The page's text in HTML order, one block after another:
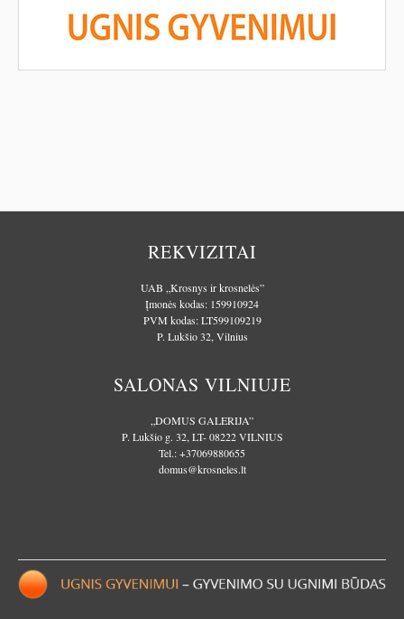
REKVIZITAI
UAB „Krosnys ir krosnelės”
Įmonės kodas: 159910924
PVM kodas: LT599109219
P. Lukšio 32, Vilnius
SALONAS VILNIUJE
„DOMUS GALERIJA”
P. Lukšio g. 32, LT- 08222 VILNIUS
Tel.:+37069880655
domus@krosneles.lt